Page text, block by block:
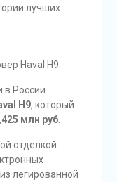
лучших.
Haval H9.
в России
H9, который
млн руб.
отделкой
легированной